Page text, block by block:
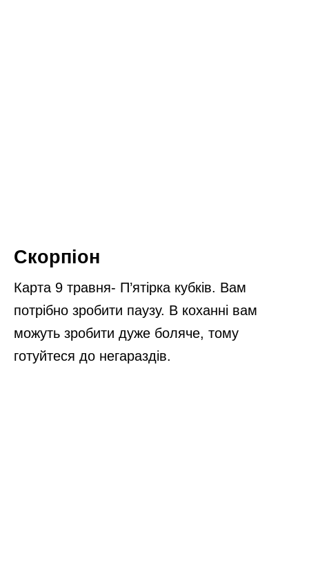
Скорпіон
Карта 9 травня- П’ятірка кубків. Вам
потрібно зробити паузу. В коханні вам
можуть зробити дуже боляче, тому
готуйтеся до негараздів.